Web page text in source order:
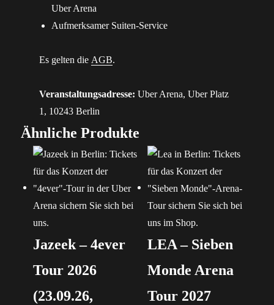
Uber Arena
Aufmerksamer Suiten-Service
Es gelten die AGB.
Veranstaltungsadresse: Uber Arena, Uber Platz
1, 10243 Berlin
Ähnliche Produkte
Jazeek – 4ever
Tour 2026
(23.09.26,
LEA – Sieben
Monde Arena
Tour 2027